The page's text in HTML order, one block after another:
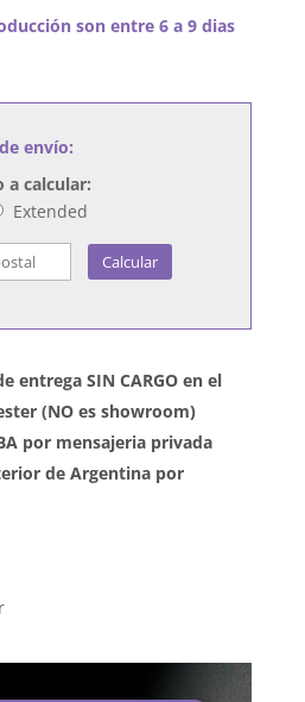
son entre 6 a 9 dias
envío:
a calcular:
Extended
Calcular
entrega SIN CARGO en el
(NO es showroom)
por mensajeria privada
de Argentina por